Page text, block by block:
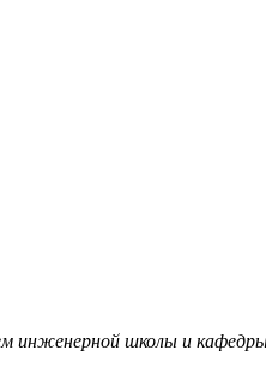
инженерной школы и